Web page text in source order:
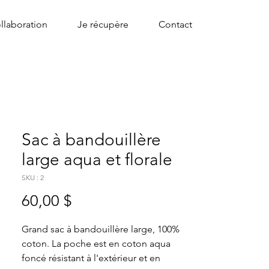
Je récupère Contact
Sac à bandouillère
large aqua et florale
SKU : 2
60,00 $
Grand sac à bandouillère large, 100%
coton. La poche est en coton aqua
foncé résistant à l'extérieur et en